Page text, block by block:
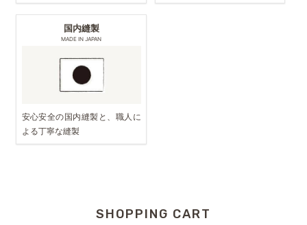
国内縫製
MADE IN JAPAN
安心安全の国内縫製と、職人に
よる丁寧な縫製
SHOPPING CART